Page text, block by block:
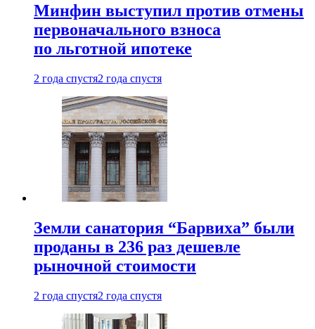
Минфин выступил против отмены
первоначального взноса
по льготной ипотеке
2 года спустя2 года спустя
Земли санатория “Барвиха” были
проданы в 236 раз дешевле
рыночной стоимости
2 года спустя2 года спустя